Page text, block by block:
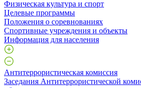
Физическая культура и спорт
Целевые программы
Положения о соревнованиях
Спортивные учреждения и объекты
Информация для населения
Антитеррористическая комиссия
Заседания Антитеррористической